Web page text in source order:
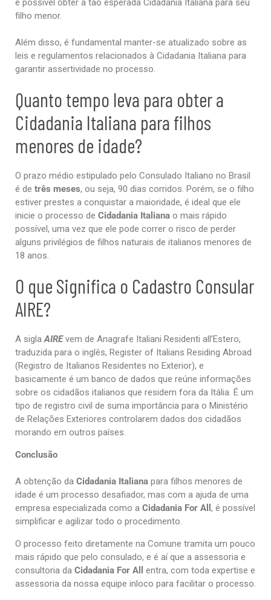
é possível obter a tão esperada Cidadania Italiana para seu
filho menor.
Além disso, é fundamental manter-se atualizado sobre as
leis e regulamentos relacionados à Cidadania Italiana para
garantir assertividade no processo.
Quanto tempo leva para obter a
Cidadania Italiana para filhos
menores de idade?
O prazo médio estipulado pelo Consulado Italiano no Brasil
é de três meses, ou seja, 90 dias corridos. Porém, se o filho
estiver prestes a conquistar a maioridade, é ideal que ele
inicie o processo de Cidadania Italiana o mais rápido
possível, uma vez que ele pode correr o risco de perder
alguns privilégios de filhos naturais de italianos menores de
18 anos.
O que Significa o Cadastro Consular
AIRE?
A siglaAIREvem de Anagrafe Italiani Residenti all’Estero,
traduzida para o inglês, Register of Italians Residing Abroad
(Registro de Italianos Residentes no Exterior), e
basicamente é um banco de dados que reúne informações
sobre os cidadãos italianos que residem fora da Itália. É um
tipo de registro civil de suma importância para o Ministério
de Relações Exteriores controlarem dados dos cidadãos
morando em outros países.
Conclusão
A obtenção da Cidadania Italiana para filhos menores de
idade é um processo desafiador, mas com a ajuda de uma
empresa especializada como a Cidadania For All , é possível
simplificar e agilizar todo o procedimento.
O processo feito diretamente na Comune tramita um pouco
mais rápido que pelo consulado, e é aí que a assessoria e
consultoria da Cidadania For All
entra, com toda expertise e
assessoria da nossa equipe inloco para facilitar o processo.